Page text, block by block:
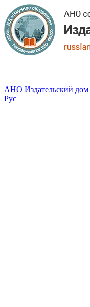
АНО Издательский дом
Рус